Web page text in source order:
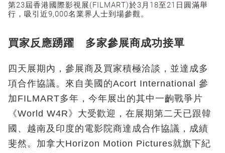
第23屆香港國際影視展(FILMART)於3月18至21日圓滿舉
行，吸引近9,000名業界人士到場參觀。
買家反應踴躍 多家參展商成功接單
四天展期內，參展商及買家積極洽談，並達成多
項合作協議。來自美國的Acort International 參
加FILMART多年，今年展出的其中一齣戰爭片
《World W4R》大受歡迎，在展期第二天已跟韓
國、越南及印度的電影院商達成合作協議，成績
斐然。加拿大Horizon Motion Pictures就旗下紀